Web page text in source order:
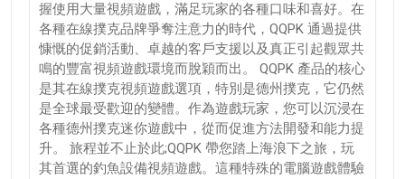
握使用大量視頻遊戲，滿足玩家的各種口味和喜好。在
各種在線撲克品牌爭奪注意力的時代，QQPK 通過提供
慷慨的促銷活動、卓越的客戶支援以及真正引起觀眾共
鳴的豐富視頻遊戲環境而脫穎而出。 QQPK 產品的核心
是其在線撲克視頻遊戲選項，特別是德州撲克，它仍然
是全球最受歡迎的變體。作為遊戲玩家，您可以沉浸在
各種德州撲克迷你遊戲中，從而促進方法開發和能力提
升。 旅程並不止於此;QQPK 帶您踏上海浪下之旅，玩
其首選的釣魚設備視頻遊戲。這種特殊的電腦遊戲體驗